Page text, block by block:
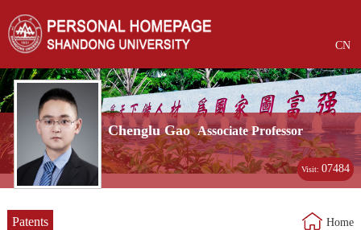
CN
Chenglu Gao Associate Professor
Visit:07484
Patents Home